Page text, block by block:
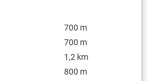
700 m
700 m
1,2 km
800 m